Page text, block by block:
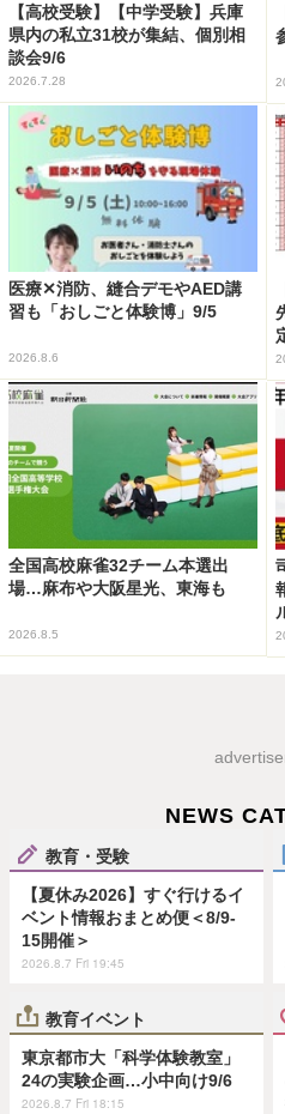
【高校受験】【中学受験】兵庫
県内の私立31校が集結、個別相
談会9/6
2026.7.28
医療✕消防、縫合デモやAED講
習も「おしごと体験博」9/5
2026.8.6
全国高校麻雀32チーム本選出
場…麻布や大阪星光、東海も
2026.8.5
NEWS
教育・受験
【夏休み2026】すぐ行けるイ
ベント情報おまとめ便＜8/9-
15開催＞
2026.8.7 Fri 19:45
教育イベント
東京都市大「科学体験教室」
24の実験企画…小中向け9/6
2026.8.7 Fri 18:15